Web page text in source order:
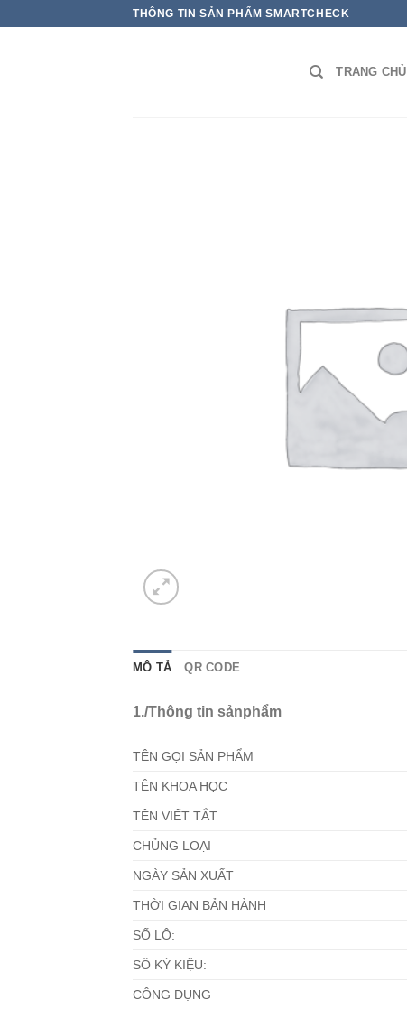
THÔNG TIN SẢN PHẨM SMARTCHECK
TRANG CHỦ
MÔ TẢ QR CODE
1./Thông tin sảnphẩm
TÊN GỌI SẢN PHẨM
TÊN KHOA HỌC
TÊN VIẾT TẮT
CHỦNG LOẠI
NGÀY SẢN XUẤT
THỜI GIAN BẢN HÀNH
SỐ LÔ:
SỐ KÝ KIỆU:
CÔNG DỤNG